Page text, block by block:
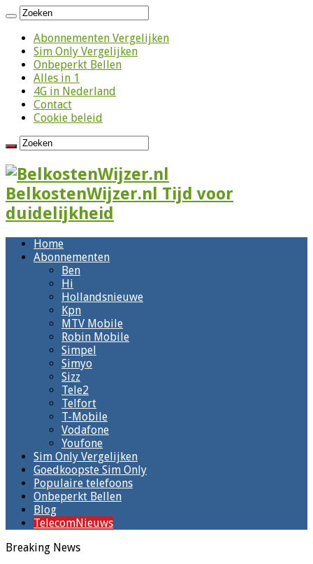
Abonnementen Vergelijken
Sim Only Vergelijken
Onbeperkt Bellen
Alles in 1
4G in Nederland
Contact
Cookie beleid
BelkostenWijzer.nl Tijd voor
duidelijkheid
Home
Abonnementen
Ben
Hi
Hollandsnieuwe
Kpn
MTV Mobile
Robin Mobile
Simpel
Simyo
Sizz
Tele2
Telfort
T-Mobile
Vodafone
Youfone
Sim Only Vergelijken
Goedkoopste Sim Only
Populaire telefoons
Onbeperkt Bellen
Blog
TelecomNieuws
Breaking News